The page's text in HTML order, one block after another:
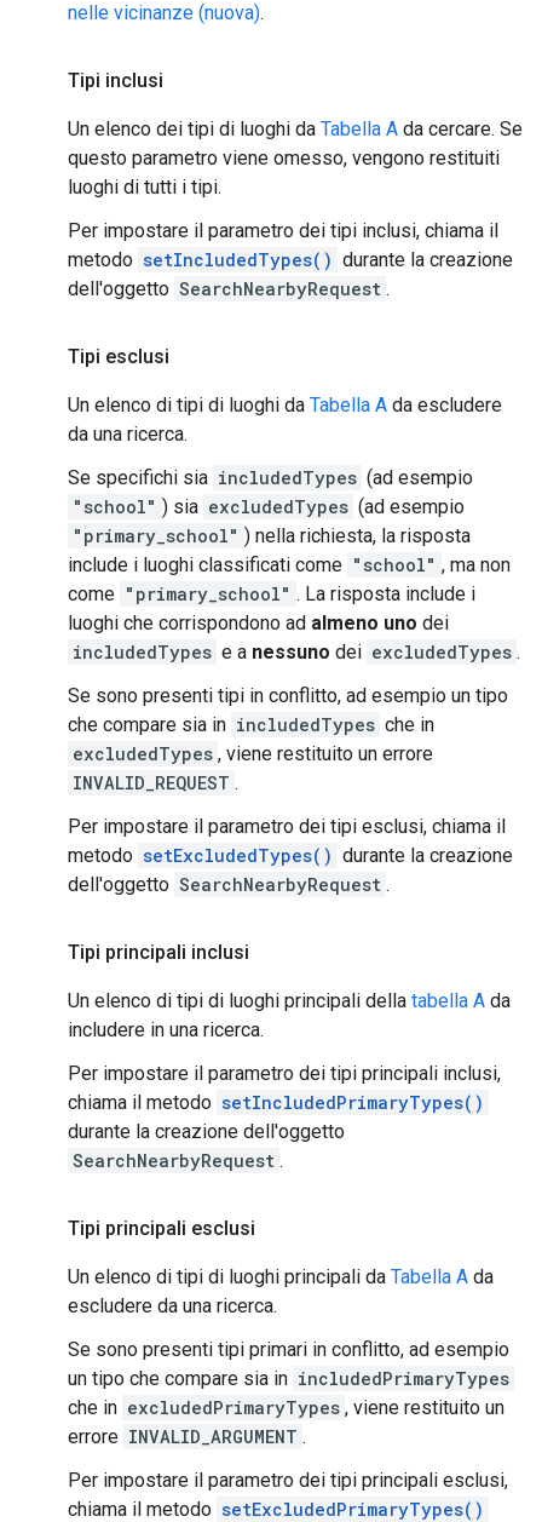
nelle vicinanze (nuova).
Tipi inclusi
Un elenco dei tipi di luoghi da Tabella A da cercare. Se
questo parametro viene omesso, vengono restituiti
luoghi di tutti i tipi.
Per impostare il parametro dei tipi inclusi, chiama il
metodo setIncludedTypes() durante la creazione
dell'oggetto SearchNearbyRequest .
Tipi esclusi
Un elenco di tipi di luoghi da Tabella A da escludere
da una ricerca.
Se specifichi sia includedTypes (ad esempio
"school" ) sia excludedTypes (ad esempio
"primary_school" ) nella richiesta, la risposta
include i luoghi classificati come "school" , ma non
come "primary_school" . La risposta include i
luoghi che corrispondono ad almeno uno dei
includedTypes e a nessuno dei excludedTypes .
Se sono presenti tipi in conflitto, ad esempio un tipo
che compare sia in includedTypes che in
excludedTypes , viene restituito un errore
INVALID_REQUEST .
Per impostare il parametro dei tipi esclusi, chiama il
metodo setExcludedTypes() durante la creazione
dell'oggetto SearchNearbyRequest .
Tipi principali inclusi
Un elenco di tipi di luoghi principali della tabella A da
includere in una ricerca.
Per impostare il parametro dei tipi principali inclusi,
chiama il metodo setIncludedPrimaryTypes()
durante la creazione dell'oggetto
SearchNearbyRequest .
Tipi principali esclusi
Un elenco di tipi di luoghi principali da Tabella A da
escludere da una ricerca.
Se sono presenti tipi primari in conflitto, ad esempio
un tipo che compare sia in includedPrimaryTypes
che in excludedPrimaryTypes , viene restituito un
errore INVALID_ARGUMENT .
Per impostare il parametro dei tipi principali esclusi,
chiama il metodo setExcludedPrimaryTypes()